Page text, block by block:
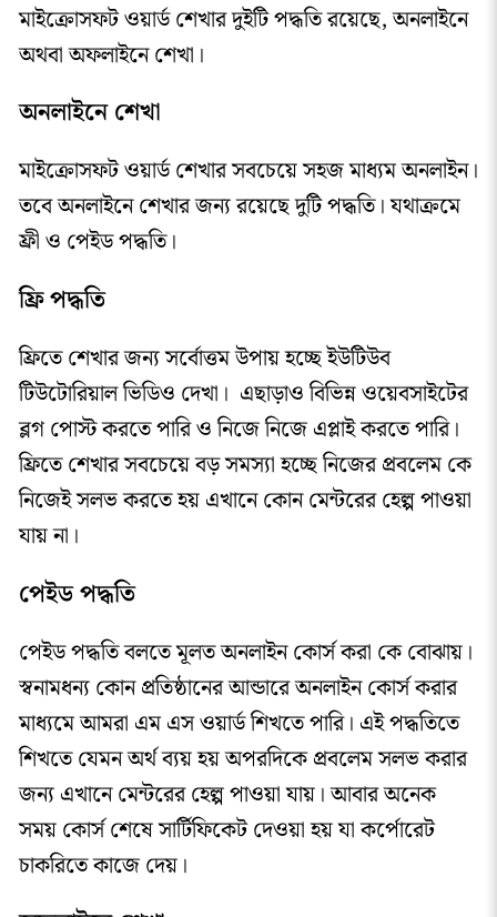
মাইক্রোসফট ওয়ার্ড শেখার দুইটি পদ্ধতি রয়েছে, অনলাইনে
অথবা অফলাইনে শেখা।
অনলাইনে শেখা
মাইক্রোসফট ওয়ার্ড শেখার সবচেয়ে সহজ মাধ্যম অনলাইন।
তবে অনলাইনে শেখার জন্য রয়েছে দুটি পদ্ধতি। যথাক্রমে
ফ্রী ও পেইড পদ্ধতি।
ফ্রি পদ্ধতি
ফ্রিতে শেখার জন্য সর্বোত্তম উপায় হচ্ছে ইউটিউব
টিউটোরিয়াল ভিডিও দেখা। এছাড়াও বিভিন্ন ওয়েবসাইটের
ব্লগ পোস্ট করতে পারি ও নিজে নিজে এপ্লাই করতে পারি।
ফ্রিতে শেখার সবচেয়ে বড় সমস্যা হচ্ছে নিজের প্রবলেম কে
নিজেই সলভ করতে হয় এখানে কোন মেন্টরের হেল্প পাওয়া
যায় না।
পেইড পদ্ধতি
পেইড পদ্ধতি বলতে মূলত অনলাইন কোর্স করা কে বোঝায়।
স্বনামধন্য কোন প্রতিষ্ঠানের আন্ডারে অনলাইন কোর্স করার
মাধ্যমে আমরা এম এস ওয়ার্ড শিখতে পারি। এই পদ্ধতিতে
শিখতে যেমন অর্থ ব্যয় হয় অপরদিকে প্রবলেম সলভ করার
জন্য এখানে মেন্টরের হেল্প পাওয়া যায়। আবার অনেক
সময় কোর্স শেষে সার্টিফিকেট দেওয়া হয় যা কর্পোরেট
চাকরিতে কাজে দেয়।